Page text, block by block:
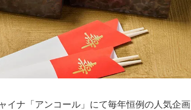
イナ「アンコール」にて毎年恒例の人気企画